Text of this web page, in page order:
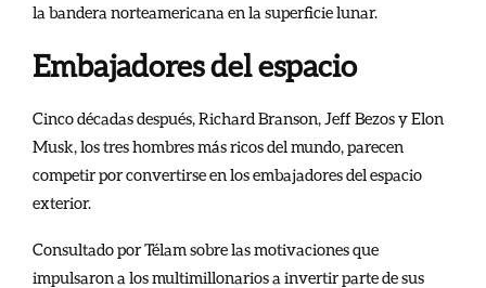
la bandera norteamericana en la superficie lunar.
Embajadores del espacio
Cinco décadas después, Richard Branson, Jeff Bezos y Elon
Musk, los tres hombres más ricos del mundo, parecen
competir por convertirse en los embajadores del espacio
exterior.
Consultado por Télam sobre las motivaciones que
impulsaron a los multimillonarios a invertir parte de sus